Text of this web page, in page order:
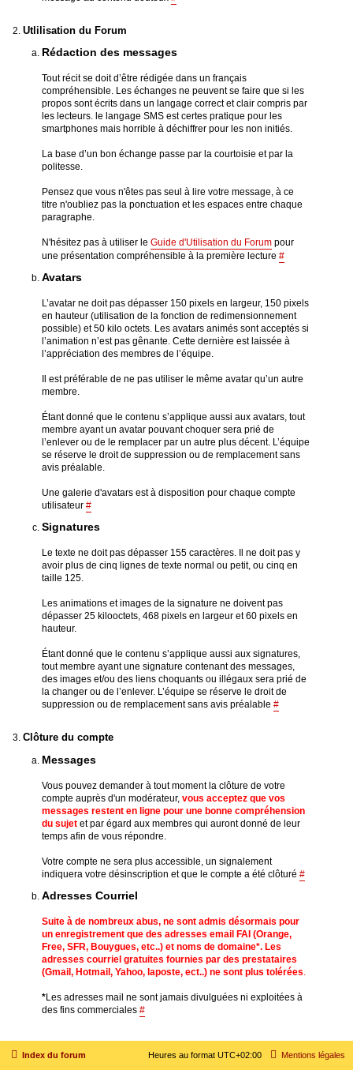
Utlilisation du Forum
Rédaction des messages
Tout récit se doit d’être rédigée dans un français
compréhensible. Les échanges ne peuvent se faire que si les
propos sont écrits dans un langage correct et clair compris par
les lecteurs. le langage SMS est certes pratique pour les
smartphones mais horrible à déchiffrer pour les non initiés.
La base d’un bon échange passe par la courtoisie et par la
politesse.
Pensez que vous n'êtes pas seul à lire votre message, à ce
titre n'oubliez pas la ponctuation et les espaces entre chaque
paragraphe.
N'hésitez pas à utiliser le Guide d'Utilisation du Forum pour
une présentation compréhensible à la première lecture #
Avatars
L’avatar ne doit pas dépasser 150 pixels en largeur, 150 pixels
en hauteur (utilisation de la fonction de redimensionnement
possible) et 50 kilo octets. Les avatars animés sont acceptés si
l’animation n’est pas gênante. Cette dernière est laissée à
l’appréciation des membres de l’équipe.
Il est préférable de ne pas utiliser le même avatar qu’un autre
membre.
Étant donné que le contenu s’applique aussi aux avatars, tout
membre ayant un avatar pouvant choquer sera prié de
l’enlever ou de le remplacer par un autre plus décent. L’équipe
se réserve le droit de suppression ou de remplacement sans
avis préalable.
Une galerie d'avatars est à disposition pour chaque compte
utilisateur #
Signatures
Le texte ne doit pas dépasser 155 caractères. Il ne doit pas y
avoir plus de cinq lignes de texte normal ou petit, ou cinq en
taille 125.
Les animations et images de la signature ne doivent pas
dépasser 25 kilooctets, 468 pixels en largeur et 60 pixels en
hauteur.
Étant donné que le contenu s’applique aussi aux signatures,
tout membre ayant une signature contenant des messages,
des images et/ou des liens choquants ou illégaux sera prié de
la changer ou de l’enlever. L’équipe se réserve le droit de
suppression ou de remplacement sans avis préalable #
Clôture du compte
Messages
Vous pouvez demander à tout moment la clôture de votre
compte auprès d'un modérateur, vous acceptez que vos
messages restent en ligne pour une bonne compréhension
du sujet et par égard aux membres qui auront donné de leur
temps afin de vous répondre.
Votre compte ne sera plus accessible, un signalement
indiquera votre désinscription et que le compte a été clôturé #
Adresses Courriel
Suite à de nombreux abus, ne sont admis désormais pour
un enregistrement que des adresses email FAI (Orange,
Free, SFR, Bouygues, etc..) et noms de domaine*. Les
adresses courriel gratuites fournies par des prestataires
(Gmail, Hotmail, Yahoo, laposte, ect..) ne sont plus tolérées
*Les adresses mail ne sont jamais divulguées ni exploitées à
des fins commerciales #
Index du forum Mentions légales
Heures au format UTC+02:00